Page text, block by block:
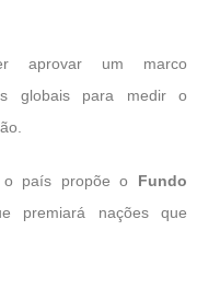
aprovar um marco
globais para medir o
o país propõe o Fundo
premiará nações que